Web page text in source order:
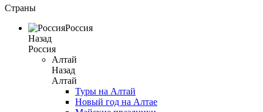
Страны
Россия
Назад
Россия
Алтай
Назад
Алтай
Туры на Алтай
Новый год на Алтае